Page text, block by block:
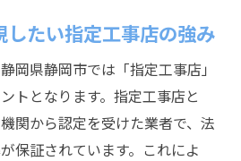
したい指定工事店の強み
岡県静岡市では「指定工事店」
トとなります。指定工事店と
関から認定を受けた業者で、法
保証されています。これによ